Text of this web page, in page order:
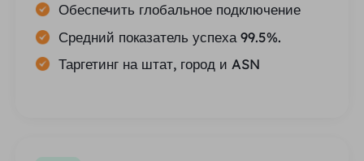
Обеспечить глобальное подключение
Средний показатель успеха 99.5%.
Таргетинг на штат, город и ASN